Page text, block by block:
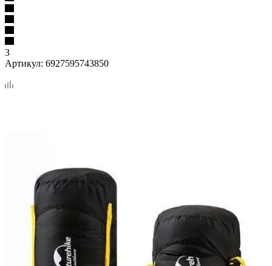
3
Артикул: 6927595743850